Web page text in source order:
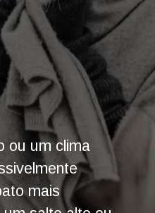
ou um clima
mais